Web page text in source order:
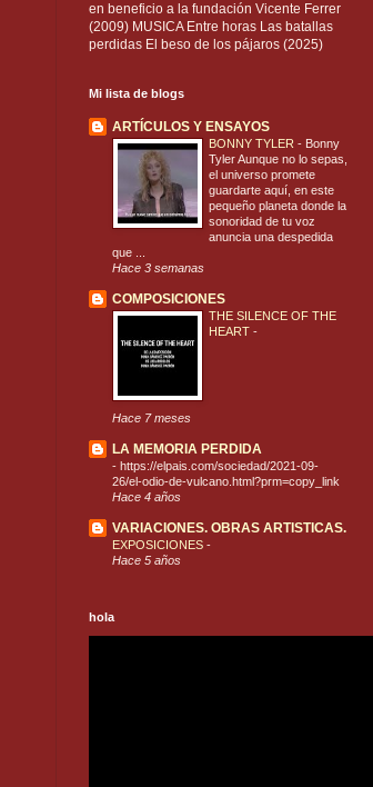
en beneficio a la fundación Vicente Ferrer
(2009) MUSICA Entre horas Las batallas
perdidas El beso de los pájaros (2025)
Mi lista de blogs
ARTÍCULOS Y ENSAYOS
BONNY TYLER - Bonny
Tyler Aunque no lo sepas,
el universo promete
guardarte aquí, en este
pequeño planeta donde la
sonoridad de tu voz
anuncia una despedida
que ...
Hace 3 semanas
COMPOSICIONES
THE SILENCE OF THE
HEART -
Hace 7 meses
LA MEMORIA PERDIDA
- https://elpais.com/sociedad/2021-09-
26/el-odio-de-vulcano.html?prm=copy_link
Hace 4 años
VARIACIONES. OBRAS ARTISTICAS.
EXPOSICIONES -
Hace 5 años
hola